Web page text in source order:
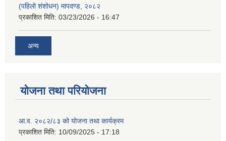
(पहिलो शंशोधन) मापदण्ड, २०८२
प्रकाशित मिति: 03/23/2026 - 16:47
अन्य
योजना तथा परियोजना
आ.व. २०८२/८३ को योजना तथा कार्यक्रम
प्रकाशित मिति: 10/09/2025 - 17:18